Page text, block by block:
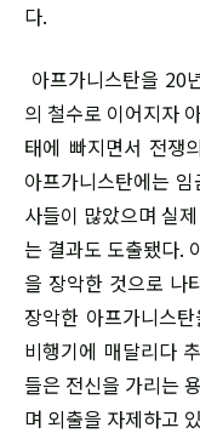
다.
아프가니스탄을 20
의 철수로 이어지자
태에 빠지면서 전쟁
아프가니스탄에는
사들이 많았으며 실
는 결과도 도출됐다.
을 장악한 것으로 나
장악한 아프가니스
비행기에 매달리다
들은 전신을 가리는
며 외출을 자제하고